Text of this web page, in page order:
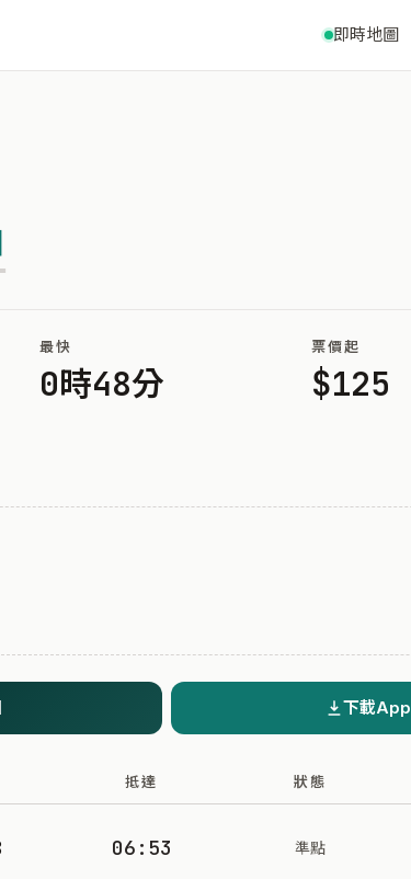
即時地圖
最快
0時48分
票價起
$125
下載App
抵達 狀態
06:53 準點